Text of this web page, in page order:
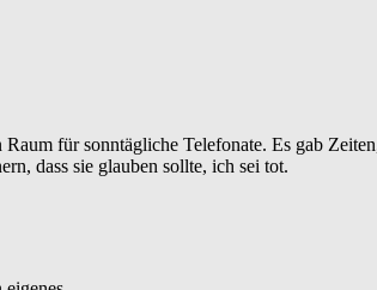
für sonntägliche Telefonate. Es gab
dass sie glauben sollte, ich sei tot.